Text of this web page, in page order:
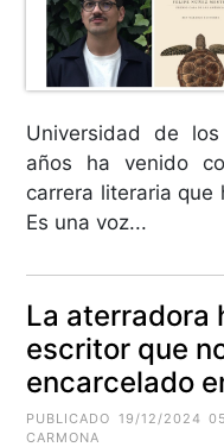
Universidad de
años ha venido
carrera literaria que
Es una voz...
La aterradora
escritor que
encarcelado
PUBLICADO 19/12/2024
CARMONA